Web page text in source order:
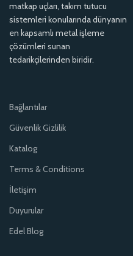
matkap uçları, takım tutucu
sistemleri konularında dünyanın
en kapsamlı metal işleme
çözümleri sunan
tedarikçilerinden biridir.
Bağlantılar
Güvenlik Gizlilik
Katalog
Terms & Conditions
İletişim
Duyurular
Edel Blog